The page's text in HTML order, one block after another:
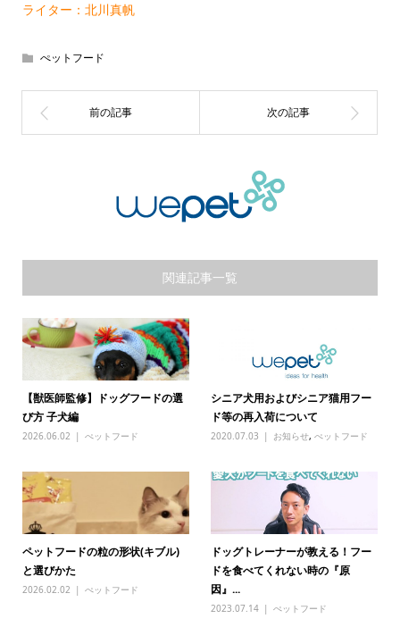
ライター：北川真帆
ぺットフード
関連記事一覧
【獣医師監修】ドッグフードの選
び方 子犬編
2026.06.02 ぺットフード
シニア犬用およびシニア猫用フー
ド等の再入荷について
2020.07.03 お知らせ,ぺットフード
ペットフードの粒の形状(キブル)
と選びかた
2026.02.02 ぺットフード
ドッグトレーナーが教える！フー
ドを食べてくれない時の『原
因』...
2023.07.14 ぺットフード